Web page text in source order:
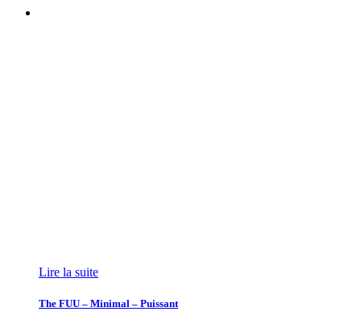
Lire la suite
The FUU – Minimal – Puissant